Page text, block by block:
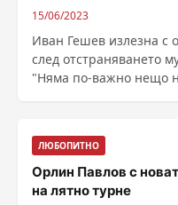
15/06/2023
Иван Гешев излезна с
след отстраняването
"Няма по-важно нещо
ЛЮБОПИТНО
Орлин Павлов с
на лятно турне